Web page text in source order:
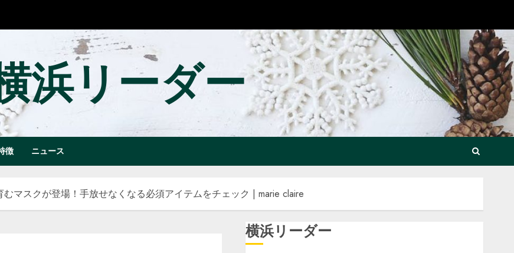
浜リーダー
徴 ニュース
むマスクが登場！手放せなくなる必須アイテムをチェック | marie claire
横浜リーダー